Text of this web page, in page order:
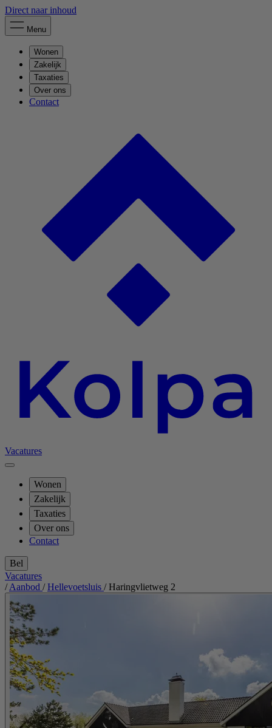
Direct naar inhoud
Menu
Wonen
Zakelijk
Taxaties
Over ons
Contact
Vacatures
Wonen
Zakelijk
Taxaties
Over ons
Contact
Bel
Vacatures
/ Aanbod / Hellevoetsluis / Haringvlietweg 2